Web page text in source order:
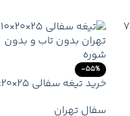
-55%
تخلیه پای کار – تهران/کرج
سفال تهران